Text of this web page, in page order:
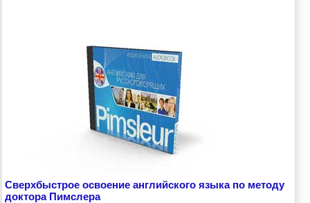
Сверхбыстрое освоение английского языка по методу
доктора Пимслера